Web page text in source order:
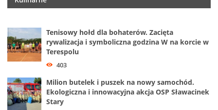
Tenisowy hołd dla bohaterów. Zacięta
rywalizacja i symboliczna godzina W na korcie w
Terespolu
403
Milion butelek i puszek na nowy samochód.
Ekologiczna i innowacyjna akcja OSP Sławacinek
Stary